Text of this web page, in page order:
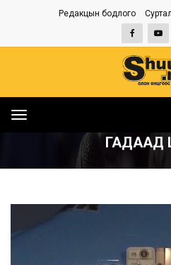
Редакцын бодлого
Toggle
ГАДААД